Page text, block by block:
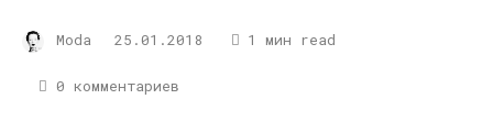
Moda 25.01.2018 1 мин read
0 комментариев